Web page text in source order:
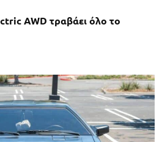
AWD τραβάει όλο το